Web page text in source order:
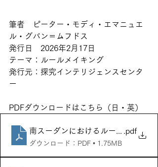
筆者　ピーター・モディ・エマニュエ
ル・グバン＝ムフドス
発行日　2026年2月17日
テーマ：ルールメイキング
発行元：探究インテリジェンスセンタ
ー
PDFダウンロードはこちら（日・英）
南スーダンにおけるルールメイキン
.pdf
ダウンロード：PDF • 1.75MB